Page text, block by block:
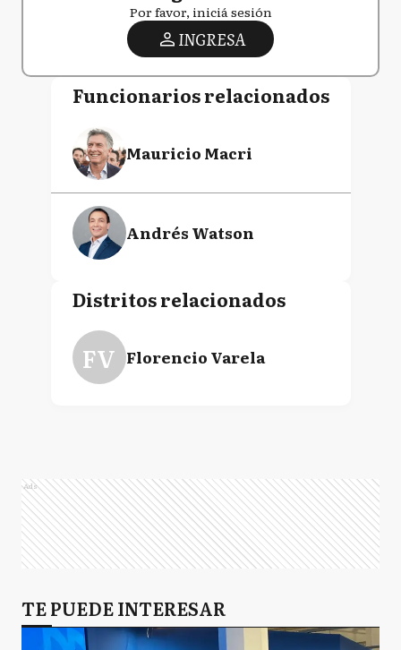
Por favor, iniciá sesión
INGRESA
Funcionarios relacionados
Mauricio Macri
Andrés Watson
Distritos relacionados
FV Florencio Varela
Ads
TE PUEDE INTERESAR